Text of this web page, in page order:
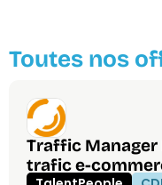
Toutes nos
Traffic Manager
trafic e-